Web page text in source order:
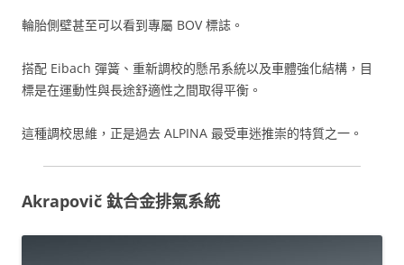
輪胎側壁甚至可以看到專屬 BOV 標誌。
搭配 Eibach 彈簧、重新調校的懸吊系統以及車體強化結構，目
標是在運動性與長途舒適性之間取得平衡。
這種調校思維，正是過去 ALPINA 最受車迷推崇的特質之一。
Akrapovič 鈦合金排氣系統